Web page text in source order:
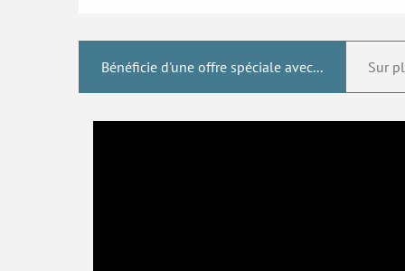
Bénéficie d'une offre spéciale avec... Sur